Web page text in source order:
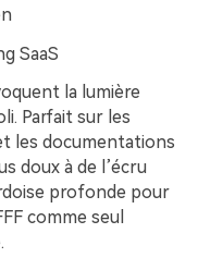
SaaS
la lumière
Parfait sur les
les documentations
doux à de l’écru
profonde pour
comme seul